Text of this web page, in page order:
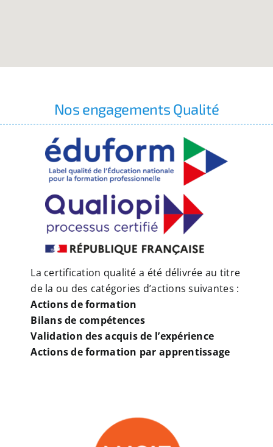
Nos engagements Qualité
La certification qualité a été délivrée au titre
de la ou des catégories d’actions suivantes :
Actions de formation
Bilans de compétences
Validation des acquis de l’expérience
Actions de formation par apprentissage